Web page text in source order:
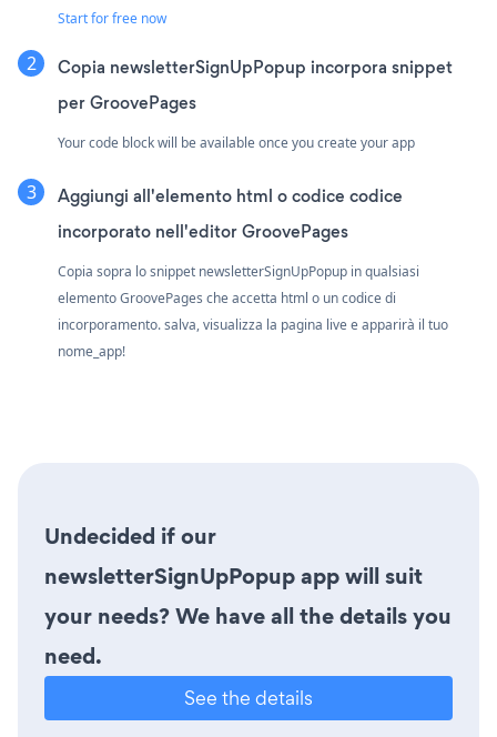
Start for free now
Copia newsletterSignUpPopup incorpora snippet
per GroovePages
Your code block will be available once you create your app
Aggiungi all'elemento html o codice codice
incorporato nell'editor GroovePages
Copia sopra lo snippet newsletterSignUpPopup in qualsiasi
elemento GroovePages che accetta html o un codice di
incorporamento. salva, visualizza la pagina live e apparirà il tuo
nome_app!
Undecided if our
newsletterSignUpPopup app will suit
your needs? We have all the details you
need.
See the details